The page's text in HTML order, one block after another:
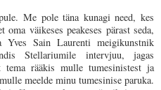
Me pole täna kunagi need, kes
väikeses peakeses pärast seda,
Sain Laurenti meigikunstnik
Stellariumile intervjuu, jagas
rääkis mulle tumesinistest ja
meelde minu tumesinise paruka.